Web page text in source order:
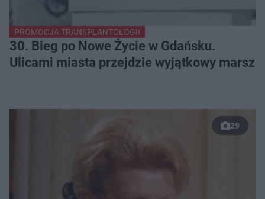
PROMOCJA TRANSPLANTOLOGII
30. Bieg po Nowe Życie w Gdańsku.
Ulicami miasta przejdzie wyjątkowy marsz
29